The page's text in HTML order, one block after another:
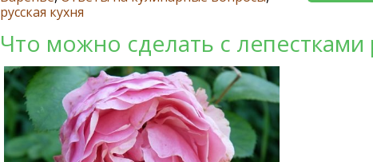
русская кухня
Что можно сделать с лепестками